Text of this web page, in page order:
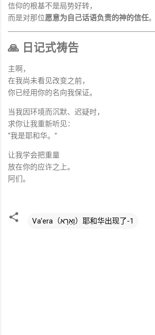
信仰的根基不是局势好转，
而是对那位愿意为自己话语负责的神的信任。
🙏 日记式祷告
主啊，
在我尚未看见改变之前，
你已经用你的名向我保证。
当我因环境而沉默、迟疑时，
求你让我重新听见：
“我是耶和华。”
让我学会把重量
放在你的应许之上。
阿们。
Va’era（וָאֵרָא）耶和华出现了-1